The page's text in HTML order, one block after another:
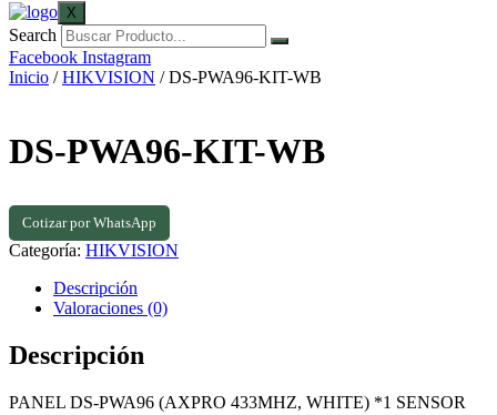
X
Search
Facebook Instagram
Inicio /HIKVISION / DS-PWA96-KIT-WB
DS-PWA96-KIT-WB
Cotizar por WhatsApp
Categoría: HIKVISION
Descripción
Valoraciones (0)
Descripción
PANEL DS-PWA96 (AXPRO 433MHZ, WHITE) *1 SENSOR